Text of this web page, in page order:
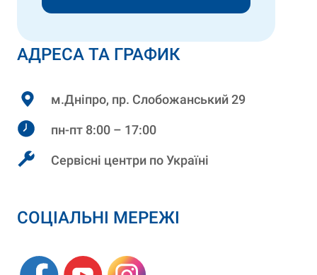
АДРЕСА ТА ГРАФИК
м.Дніпро, пр. Слобожанський 29
пн-пт 8:00 – 17:00
Сервісні центри по Україні
СОЦІАЛЬНІ МЕРЕЖІ